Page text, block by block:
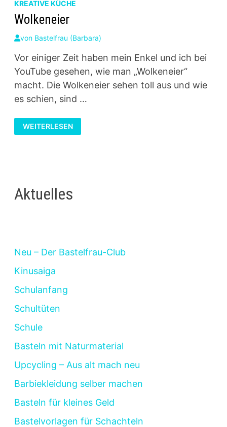
KREATIVE KÜCHE
Wolkeneier
von Bastelfrau (Barbara)
Vor einiger Zeit haben mein Enkel und ich bei
YouTube gesehen, wie man „Wolkeneier“
macht. Die Wolkeneier sehen toll aus und wie
es schien, sind …
WOLKENEIER
WEITERLESEN
Aktuelles
Neu – Der Bastelfrau-Club
Kinusaiga
Schulanfang
Schultüten
Schule
Basteln mit Naturmaterial
Upcycling – Aus alt mach neu
Barbiekleidung selber machen
Basteln für kleines Geld
Bastelvorlagen für Schachteln